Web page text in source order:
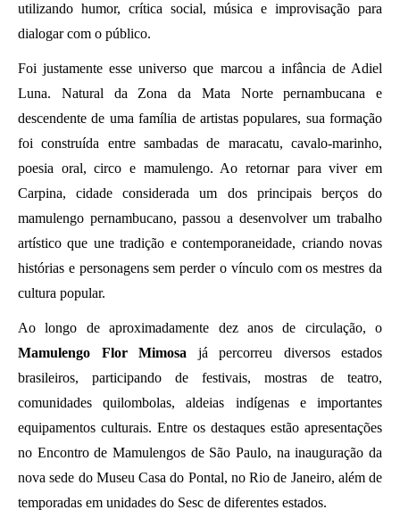
utilizando humor, crítica social, música e improvisação para
dialogar com o público.
Foi justamente esse universo que marcou a infância de Adiel
Luna. Natural da Zona da Mata Norte pernambucana e
descendente de uma família de artistas populares, sua formação
foi construída entre sambadas de maracatu, cavalo-marinho,
poesia oral, circo e mamulengo. Ao retornar para viver em
Carpina, cidade considerada um dos principais berços do
mamulengo pernambucano, passou a desenvolver um trabalho
artístico que une tradição e contemporaneidade, criando novas
histórias e personagens sem perder o vínculo com os mestres da
cultura popular.
Ao longo de aproximadamente dez anos de circulação, o
Mamulengo Flor Mimosa já percorreu diversos estados
brasileiros, participando de festivais, mostras de teatro,
comunidades quilombolas, aldeias indígenas e importantes
equipamentos culturais. Entre os destaques estão apresentações
no Encontro de Mamulengos de São Paulo, na inauguração da
nova sede do Museu Casa do Pontal, no Rio de Janeiro, além de
temporadas em unidades do Sesc de diferentes estados.